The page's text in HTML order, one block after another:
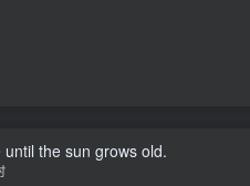
the sun grows old.